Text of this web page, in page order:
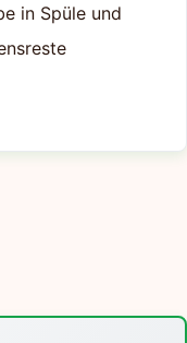
in Spüle und